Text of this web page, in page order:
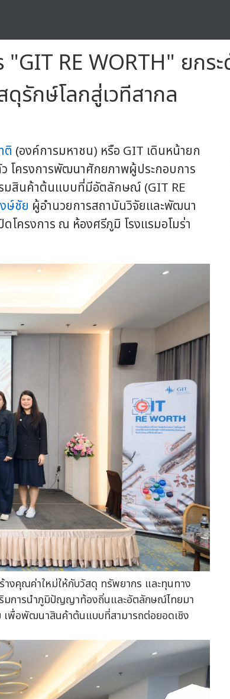
"GIT RE WORTH" ยกร
รักษ์โลกสู่เวทีสากล
ติ (องค์การมหาชน) หรือ GIT เดินหน้ายก
ว โครงการพัฒนาศักยภาพผู้ประกอบการ
มสินค้าต้นแบบที่มีอัตลักษณ์ (GIT RE
ษ์ชัย ผู้อำนวยการสถาบันวิจัยและพัฒนา
โครงการ ณ ห้องศรีภูมิ โรงแรมอโมร่า
งคุณค่าใหม่ให้กับวัสดุ ทรัพยากร และทุนทาง
มการนำภูมิปัญญาท้องถิ่นและอัตลักษณ์ไทยมา
พื่อพัฒนาสินค้าต้นแบบที่สามารถต่อยอดเชิง